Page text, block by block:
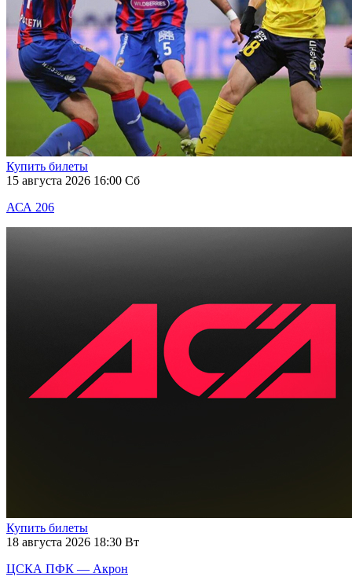
Купить билеты
15 августа 2026 16:00 Сб
АСА 206
Купить билеты
18 августа 2026 18:30 Вт
ЦСКА ПФК — Акрон